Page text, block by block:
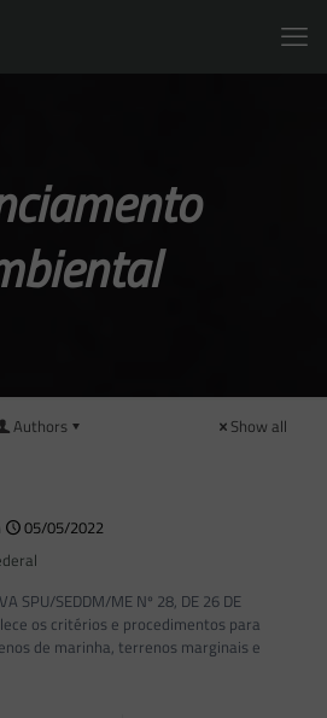
Authors Show all
05/05/2022
SPU/SEDDM/ME Nº 28, DE 26 DE
os critérios e procedimentos para
de marinha, terrenos marginais e